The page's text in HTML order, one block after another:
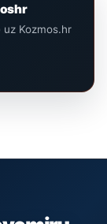
Kozmos.hr